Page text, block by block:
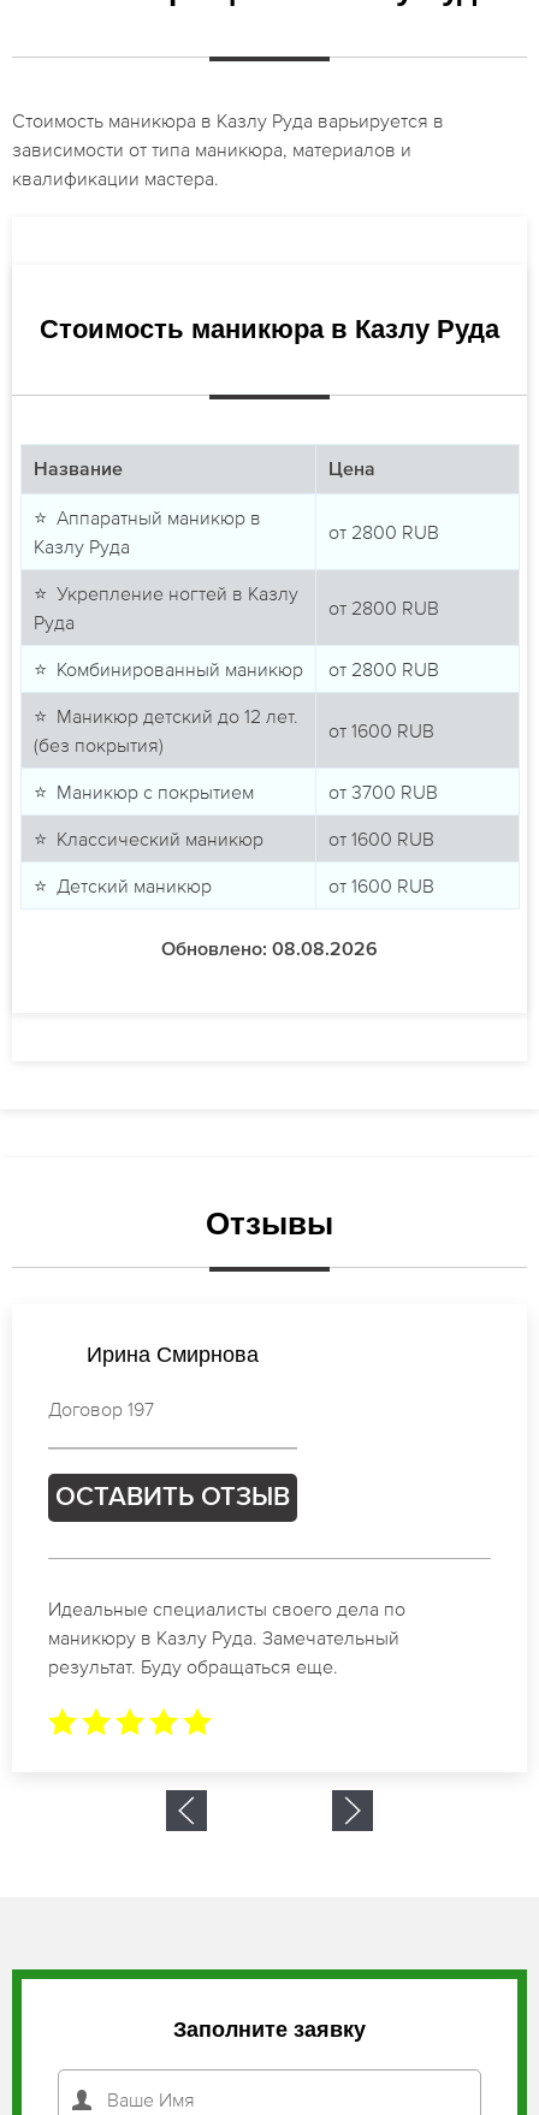
Стоимость маникюра в Казлу Руда варьируется в
зависимости от типа маникюра, материалов и
квалификации мастера.
Стоимость маникюра в Казлу Руда
Название Цена
⭐ Аппаратный маникюр в
Казлу Руда
от 2800 RUB
⭐ Укрепление ногтей в Казлу
Руда
от 2800 RUB
⭐ Комбинированный маникюр от 2800 RUB
⭐ Маникюр детский до 12 лет.
(без покрытия)
от 1600 RUB
⭐ Маникюр с покрытием от 3700 RUB
⭐ Классический маникюр от 1600 RUB
⭐ Детский маникюр от 1600 RUB
Обновлено: 08.08.2026
Отзывы
Екатерина Кузнецова
Договор 084
ОСТАВИТЬ ОТЗЫВ
Спасибо огромное. Заказывала маникюр на день
рождение в Казлу Руда. За 1.5 часа все было
готово.
Заполните заявку